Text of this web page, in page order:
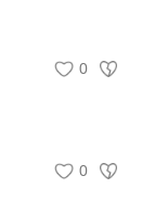
理专业高级
调整，正保
0
0